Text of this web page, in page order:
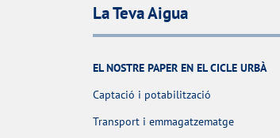
La Teva Aigua
EL NOSTRE PAPER EN EL CICLE URBÀ
Captació i potabilització
Transport i emmagatzematge